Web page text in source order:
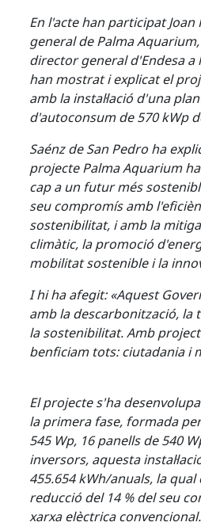
En l'acte han participat
general de Palma
director general d'Endesa a
han mostrat i explicat el
amb la instal·lació d'una
d'autoconsum de 570 kWp
Saénz de San Pedro ha
projecte Palma Aquarium
cap a un futur més
seu compromís amb
sostenibilitat, i amb la
climàtic, la promoció
mobilitat sostenible i la
I hi ha afegit: «Aquest
amb la descarbonització, la
la sostenibilitat. Amb
benficiam tots: ciutadania i
El projecte s'ha
la primera fase, formada
545 Wp, 16 panells de 540
inversors, aquesta
455.654 kWh/anuals, la
reducció del 14 % del seu
xarxa elèctrica convencional.